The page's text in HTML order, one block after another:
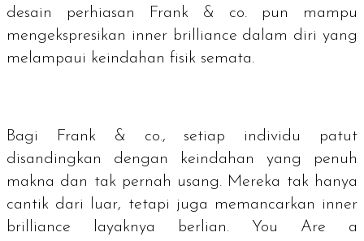
desain perhiasan Frank & co. pun mampu
mengekspresikan inner brilliance dalam diri yang
melampaui keindahan fisik semata.
Bagi Frank & co., setiap individu patut
disandingkan dengan keindahan yang penuh
makna dan tak pernah usang. Mereka tak hanya
cantik dari luar, tetapi juga memancarkan inner
brilliance layaknya berlian. You Are a